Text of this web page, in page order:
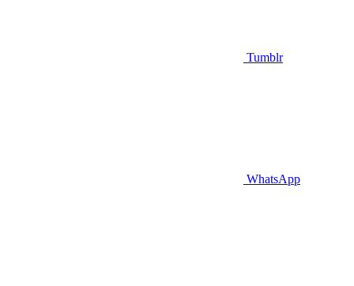
Tumblr
WhatsApp